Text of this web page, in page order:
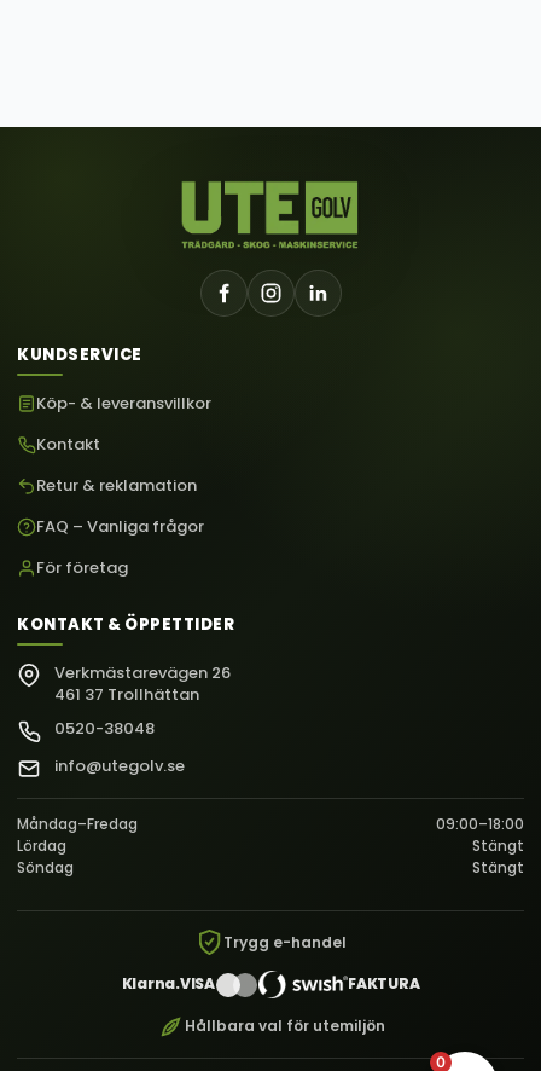
KUNDSERVICE
Köp- & leveransvillkor
Kontakt
Retur & reklamation
FAQ – Vanliga frågor
För företag
KONTAKT & ÖPPETTIDER
Verkmästarevägen 26
461 37 Trollhättan
0520-38048
info@utegolv.se
Måndag–Fredag
09:00–18:00
Lördag
Stängt
Söndag
Stängt
Trygg e-handel
Klarna.VISA FAKTURA
Hållbara val för utemiljön
0